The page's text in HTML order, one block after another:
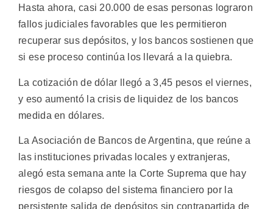
Hasta ahora, casi 20.000 de esas personas lograron
fallos judiciales favorables que les permitieron
recuperar sus depósitos, y los bancos sostienen que
si ese proceso continúa los llevará a la quiebra.
La cotización de dólar llegó a 3,45 pesos el viernes,
y eso aumentó la crisis de liquidez de los bancos
medida en dólares.
La Asociación de Bancos de Argentina, que reúne a
las instituciones privadas locales y extranjeras,
alegó esta semana ante la Corte Suprema que hay
riesgos de colapso del sistema financiero por la
persistente salida de depósitos sin contrapartida de